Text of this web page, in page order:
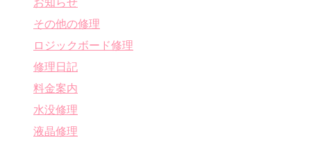
お知らせ
その他の修理
ロジックボード修理
修理日記
料金案内
水没修理
液晶修理